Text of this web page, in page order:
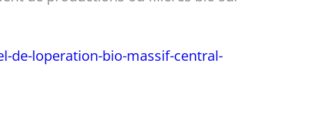
de-loperation-bio-massif-central-